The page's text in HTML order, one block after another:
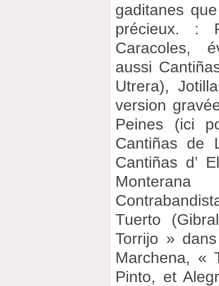
gaditanes
précieux. :
Caracoles,
aussi
Utrera),
version
Peines (ici
Cantiñas de
Cantiñas d’
Tuerto
Torrijo »
Marchena, «
Pinto, et